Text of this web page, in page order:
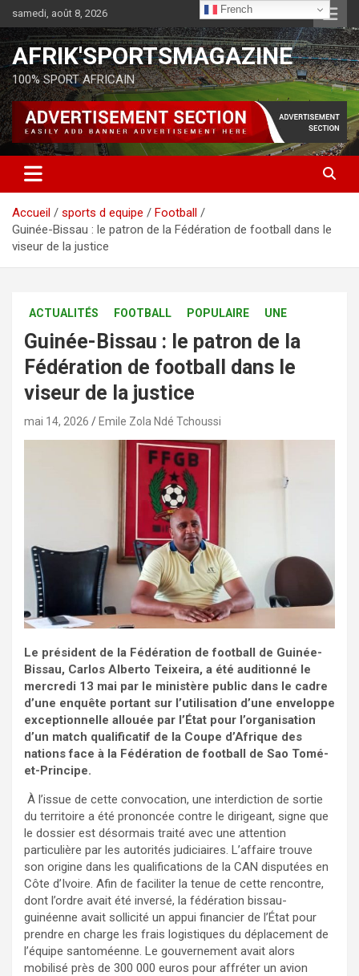
samedi, août 8, 2026
AFRIK'SPORTSMAGAZINE
100% SPORT AFRICAIN
Accueil sports d equipe
Football
Guinée-Bissau : le patron de la Fédération de football dans le
viseur de la justice
ACTUALITÉS FOOTBALL POPULAIRE UNE
Guinée-Bissau : le patron de la
Fédération de football dans le
viseur de la justice
mai 14, 2026 Emile Zola Ndé Tchoussi
Le président de la Fédération de football de Guinée-
Bissau, Carlos Alberto Teixeira, a été auditionné le
mercredi 13 mai par le ministère public dans le cadre
d’une enquête portant sur l’utilisation d’une enveloppe
exceptionnelle allouée par l’État pour l’organisation
d’un match qualificatif de la Coupe d’Afrique des
nations face à la Fédération de football de Sao Tomé-
et-Principe.
À l’issue de cette convocation, une interdiction de sortie
du territoire a été prononcée contre le dirigeant, signe que
le dossier est désormais traité avec une attention
particulière par les autorités judiciaires. L’affaire trouve
son origine dans les qualifications de la CAN disputées en
Côte d’Ivoire. Afin de faciliter la tenue de cette rencontre,
dont l’ordre avait été inversé, la fédération bissau-
guinéenne avait sollicité un appui financier de l’État pour
prendre en charge les frais logistiques du déplacement de
l’équipe santoméenne. Le gouvernement avait alors
mobilisé près de 300 000 euros pour affréter un avion
French